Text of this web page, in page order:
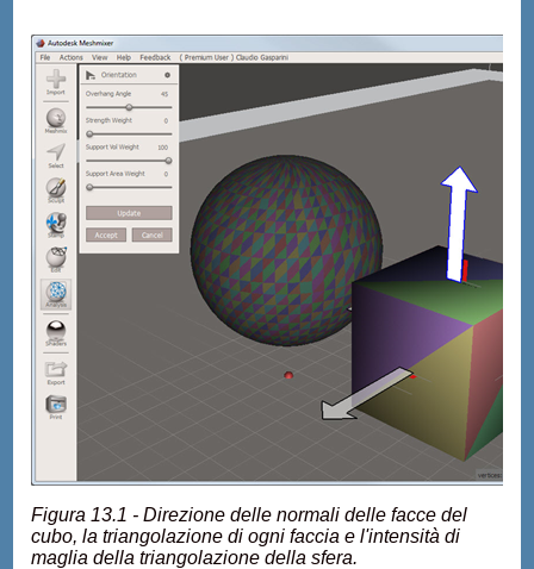
Figura 13.1 - Direzione delle normali delle facce del
cubo, la triangolazione di ogni faccia e l'intensità di
maglia della triangolazione della sfera.